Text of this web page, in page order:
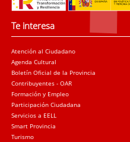
Te interesa
Atención al Ciudadano
Agenda Cultural
Boletín Oficial de la Provincia
Contribuyentes - OAR
Formación y Empleo
Participación Ciudadana
Servicios a EELL
Smart Provincia
Turismo